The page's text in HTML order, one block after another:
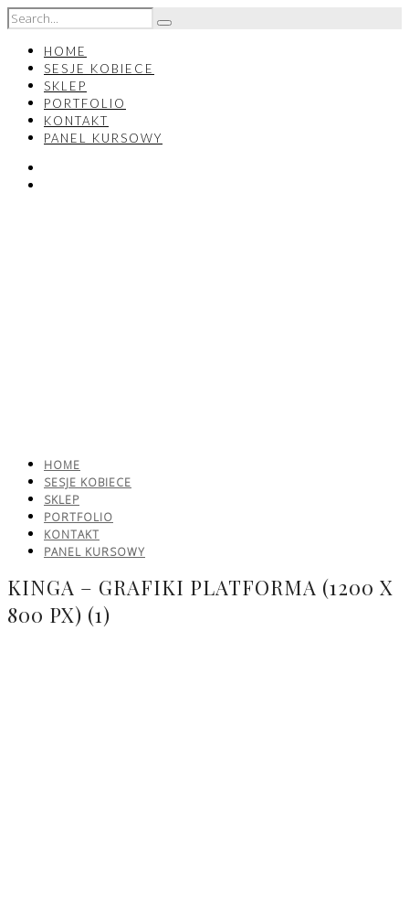
HOME
SESJE KOBIECE
SKLEP
PORTFOLIO
KONTAKT
PANEL KURSOWY
HOME
SESJE KOBIECE
SKLEP
PORTFOLIO
KONTAKT
PANEL KURSOWY
KINGA – GRAFIKI PLATFORMA (1200 X
800 PX) (1)